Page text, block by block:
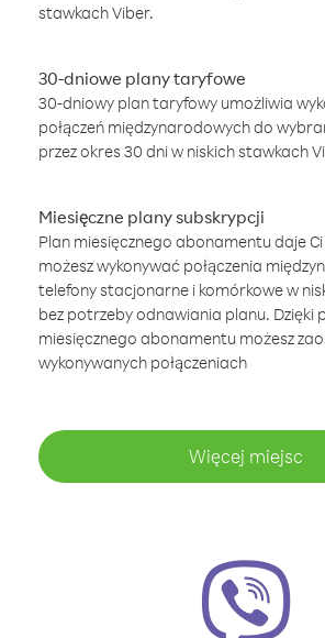
stawkach Viber.
30-dniowe plany taryfowe
30-dniowy plan taryfowy umożliwia
połączeń międzynarodowych do
przez okres 30 dni w niskich stawkach
Miesięczne plany subskrypcji
Plan miesięcznego abonamentu daje
możesz wykonywać połączenia
telefony stacjonarne i komórkowe w
bez potrzeby odnawiania planu. Dzięki
miesięcznego abonamentu możesz
wykonywanych połączeniach
Więcej miejsc